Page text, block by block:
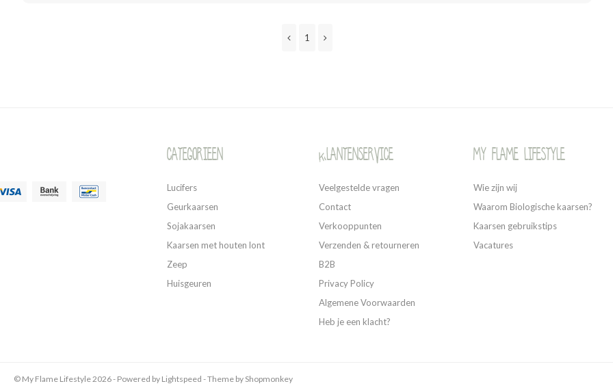
1
Categorieen
Lucifers
Geurkaarsen
Sojakaarsen
Kaarsen met houten lont
Zeep
Huisgeuren
Klantenservice
Veelgestelde vragen
Contact
Verkooppunten
Verzenden & retourneren
B2B
Privacy Policy
Algemene Voorwaarden
Heb je een klacht?
My Flame Lifestyle
Wie zijn wij
Waarom Biologische kaarsen?
Kaarsen gebruikstips
Vacatures
© My Flame Lifestyle 2026 - Powered by Lightspeed - Theme by Shopmonkey